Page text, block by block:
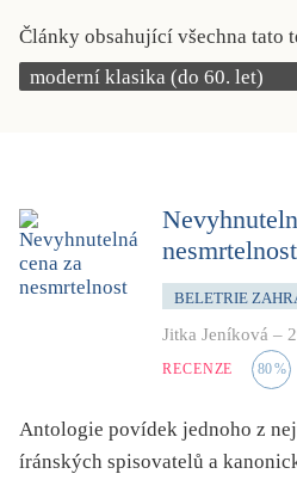
děti 0 až 3 roky
dětství
dezinformace, extremismus
divadlo
dobrodružství, napětí
ekologie, klimatická změna
encyklopedie, slovník
Články obsahující všechna tato
moderní klasika (do 60. let)
nesmrtelnost
BELETRIE
Jitka Jeníková –
RECENZE 80%
Antologie povídek jednoho z
íránských spisovatelů a